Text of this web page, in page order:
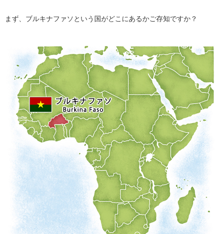
まず、ブルキナファソという国がどこにあるかご存知ですか？